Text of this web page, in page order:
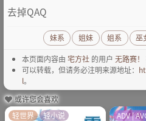
去掉QAQ
妹系 姐妹 姐系 巫
本页面内容由 宅方社 的用户 无路赛！
可以转载，但请务必注明来源地址：
l。
或许您会喜欢
轻世界 轻小说 ADV |